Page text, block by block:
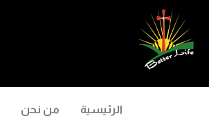
الرئيسية من نحن